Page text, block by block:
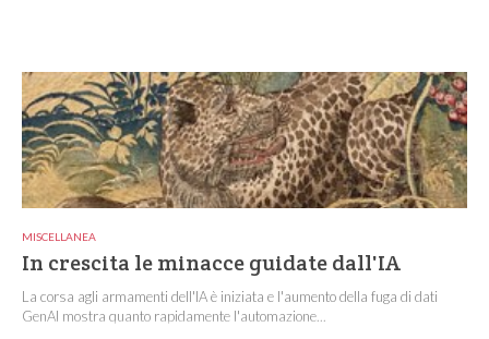
MISCELLANEA
In crescita le minacce guidate dall'IA
La corsa agli armamenti dell'IA è iniziata e l'aumento della fuga di dati
GenAI mostra quanto rapidamente l'automazione...